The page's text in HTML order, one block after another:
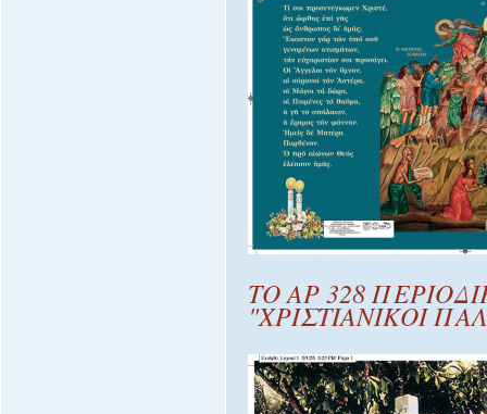
ΤΟ ΑΡ 328
"ΧΡΙΣΤΙΑΝΙΚΟΙ